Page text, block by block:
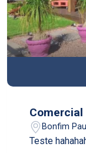
Comercial
Bonfim
Teste